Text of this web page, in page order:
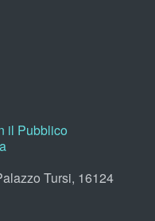
il Pubblico
Tursi, 16124